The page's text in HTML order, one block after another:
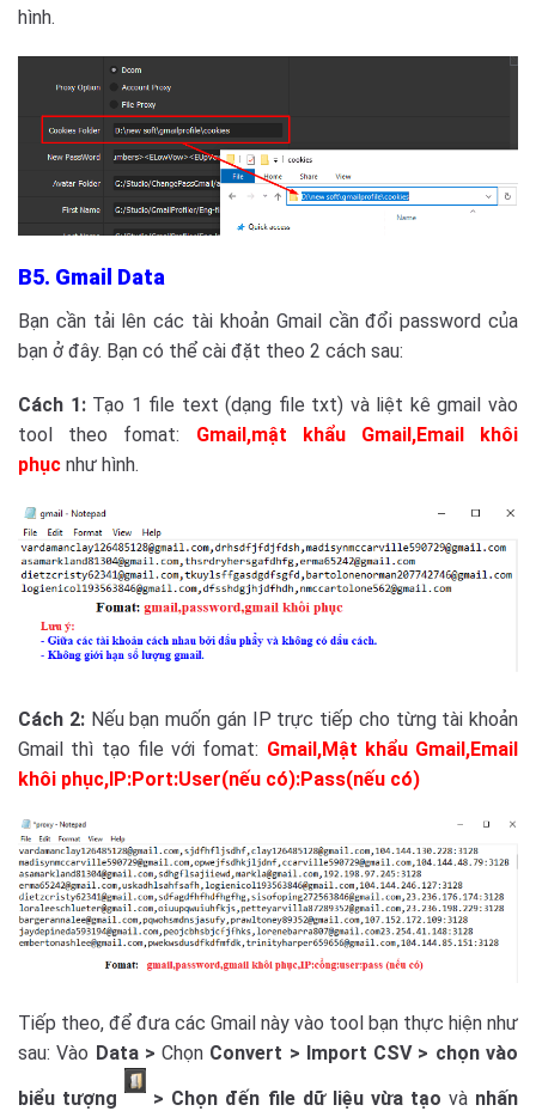
hình.
B5. Gmail Data
Bạn cần tải lên các tài khoản Gmail cần đổi password của
bạn ở đây. Bạn có thể cài đặt theo 2 cách sau:
Cách 1:Tạo 1 file text (dạng file txt) và liệt kê gmail vào
tool theo fomat: Gmail,mật khẩu Gmail,Email khôi
phục như hình.
Cách 2:Nếu bạn muốn gán IP trực tiếp cho từng tài khoản
Gmail thì tạo file với fomat: Gmail,Mật khẩu Gmail,Email
khôi phục,IP:Port:User(nếu có):Pass(nếu có)
Tiếp theo, để đưa các Gmail này vào tool bạn thực hiện như
sau: Vào Data >Chọn Convert > Import CSV > chọn vào
biểu tượng
> Chọn đến file dữ liệu vừa tạo và nhấn